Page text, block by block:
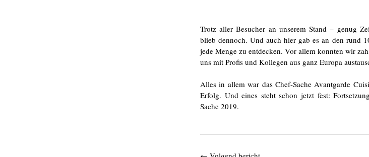
Trotz aller Besucher an unserem Stand – genug
blieb dennoch. Und auch hier gab es an den rund
jede Menge zu entdecken. Vor allem konnten wir
uns mit Profis und Kollegen aus ganz Europa
Alles in allem war das Chef-Sache Avantgarde
Erfolg. Und eines steht schon jetzt fest:
Sache 2019.